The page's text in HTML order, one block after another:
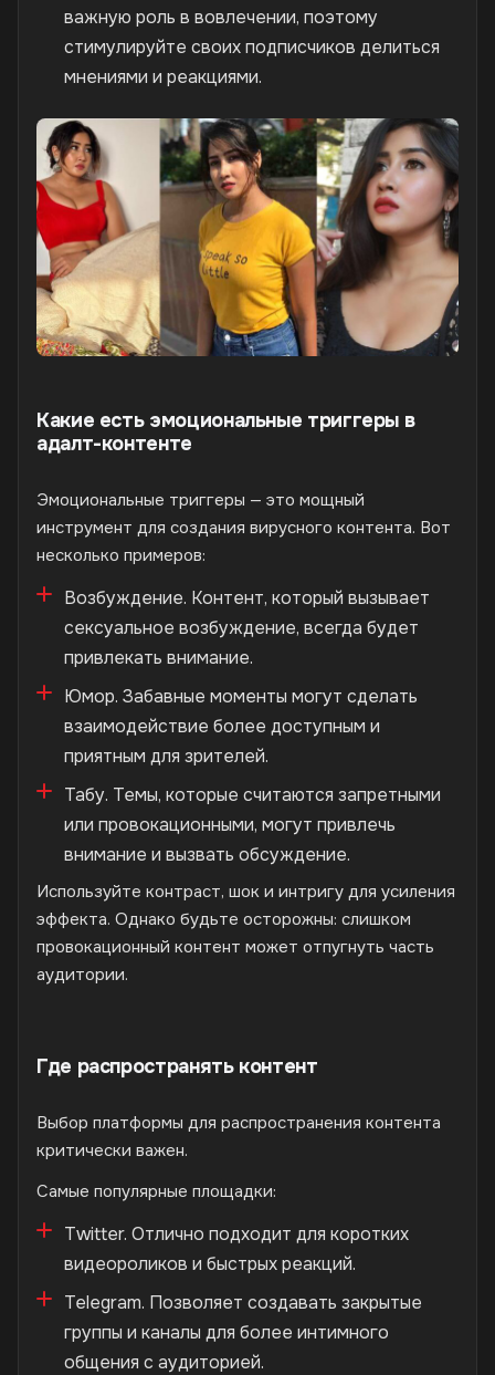
важную роль в вовлечении, поэтому
стимулируйте своих подписчиков делиться
мнениями и реакциями.
Какие есть эмоциональные триггеры в
адалт-контенте
Эмоциональные триггеры — это мощный
инструмент для создания вирусного контента. Вот
несколько примеров:
Возбуждение. Контент, который вызывает
сексуальное возбуждение, всегда будет
привлекать внимание.
Юмор. Забавные моменты могут сделать
взаимодействие более доступным и
приятным для зрителей.
Табу. Темы, которые считаются запретными
или провокационными, могут привлечь
внимание и вызвать обсуждение.
Используйте контраст, шок и интригу для усиления
эффекта. Однако будьте осторожны: слишком
провокационный контент может отпугнуть часть
аудитории.
Где распространять контент
Выбор платформы для распространения контента
критически важен.
Самые популярные площадки:
Twitter. Отлично подходит для коротких
видеороликов и быстрых реакций.
Telegram. Позволяет создавать закрытые
группы и каналы для более интимного
общения с аудиторией.